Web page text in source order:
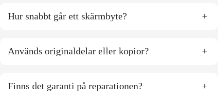
Hur snabbt går ett skärmbyte? +
Används originaldelar eller kopior? +
Finns det garanti på reparationen? +